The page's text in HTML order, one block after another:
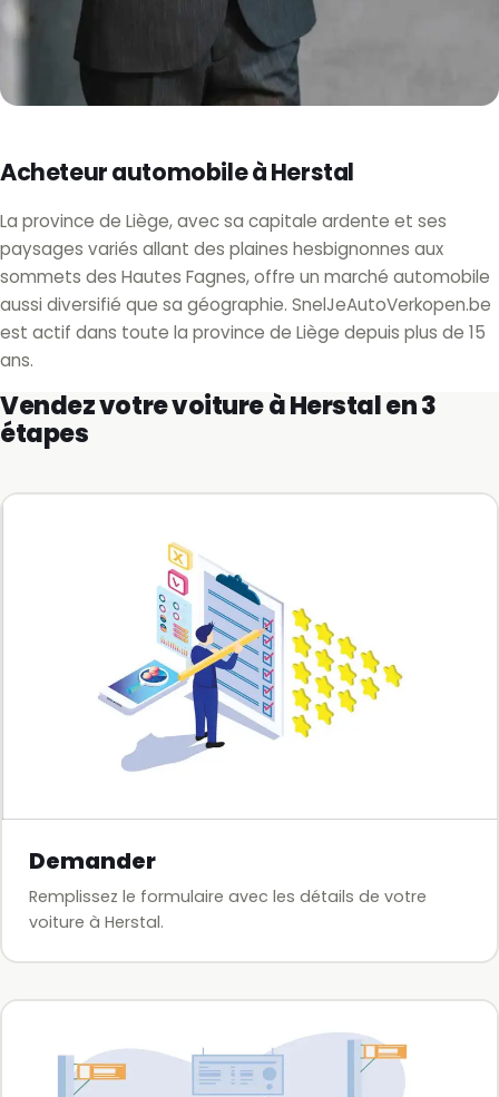
Acheteur automobile à Herstal
La province de Liège, avec sa capitale ardente et ses
paysages variés allant des plaines hesbignonnes aux
sommets des Hautes Fagnes, offre un marché automobile
aussi diversifié que sa géographie. SnelJeAutoVerkopen.be
est actif dans toute la province de Liège depuis plus de 15
ans.
Vendez votre voiture à Herstal en 3
étapes
Demander
Remplissez le formulaire avec les détails de votre
voiture à Herstal.